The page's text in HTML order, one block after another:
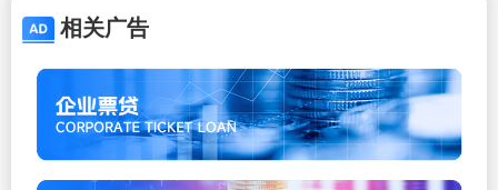
相关广告